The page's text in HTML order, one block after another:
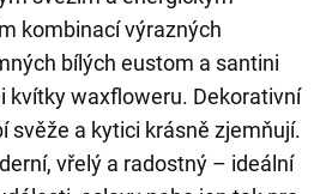
kombinací výrazných
bílých eustom a santini
kvítky waxfloweru. Dekorativní
svěže a kytici krásně zjemňují.
vřelý a radostný – ideální